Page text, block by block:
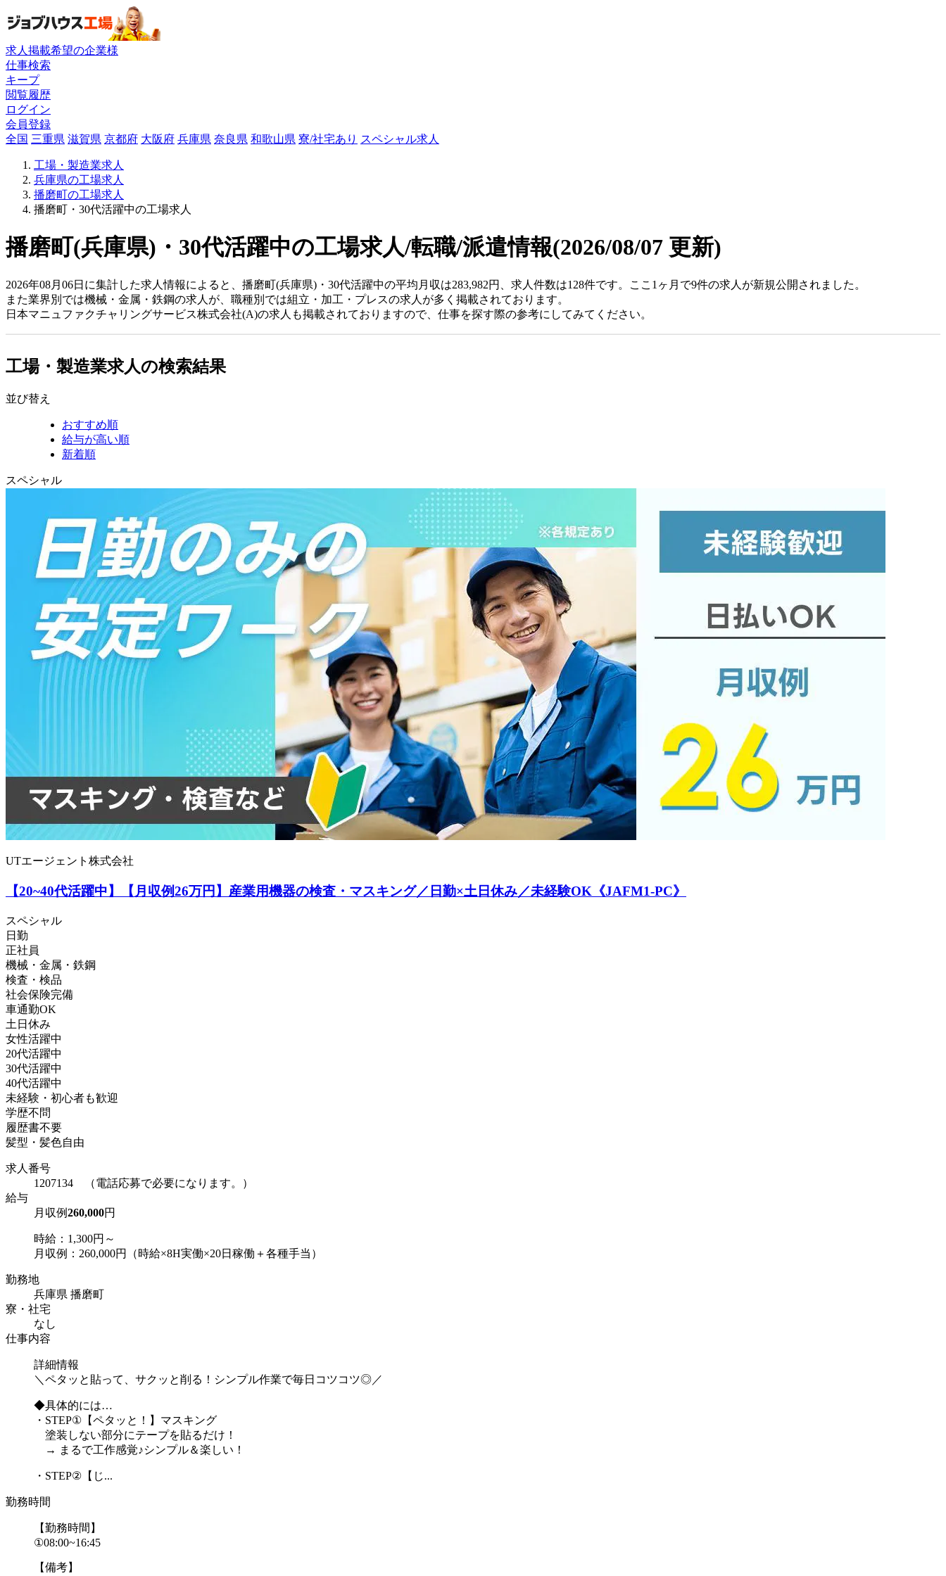
求人掲載希望の企業様
仕事検索
キープ
閲覧履歴
ログイン
会員登録
全国 三重県 滋賀県 京都府 大阪府 兵庫県 奈良県 和歌山県 寮/社宅あり スペシャル求人
工場・製造業求人
兵庫県の工場求人
播磨町の工場求人
播磨町・30代活躍中の工場求人
播磨町(兵庫県)・30代活躍中の工場求人/転職/派遣情報(2026/08/07 更新)
2026年08月06日に集計した求人情報によると、播磨町(兵庫県)・30代活躍中の平均月収は283,982円、求人件数は128件です。ここ1ヶ月で9件の求人が新規公開されました。
また業界別では機械・金属・鉄鋼の求人が、職種別では組立・加工・プレスの求人が多く掲載されております。
日本マニュファクチャリングサービス株式会社(A)の求人も掲載されておりますので、仕事を探す際の参考にしてみてください。
工場・製造業求人の検索結果
並び替え
おすすめ順
給与が高い順
新着順
スペシャル
UTエージェント株式会社
【20~40代活躍中】【月収例26万円】産業用機器の検査・マスキング／日勤×土日休み／未経験OK《JAFM1-PC》
スペシャル
日勤
正社員
機械・金属・鉄鋼
検査・検品
社会保険完備
車通勤OK
土日休み
女性活躍中
20代活躍中
30代活躍中
40代活躍中
未経験・初心者も歓迎
学歴不問
履歴書不要
髪型・髪色自由
求人番号
1207134 （電話応募で必要になります。）
給与
月収例260,000円
時給：1,300円～
月収例：260,000円（時給×8H実働×20日稼働＋各種手当）
勤務地
兵庫県 播磨町
寮・社宅
なし
仕事内容
詳細情報
＼ペタッと貼って、サクッと削る！シンプル作業で毎日コツコツ◎／
◆具体的には…
・STEP①【ペタッと！】マスキング
塗装しない部分にテープを貼るだけ！
→ まるで工作感覚♪シンプル＆楽しい！
・STEP②【じ...
勤務時間
【勤務時間】
①08:00~16:45
【備考】